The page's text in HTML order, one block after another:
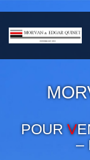
POURV
–